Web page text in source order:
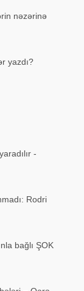
nəzərinə
yazdı?
-
Rodri
bağlı ŞOK